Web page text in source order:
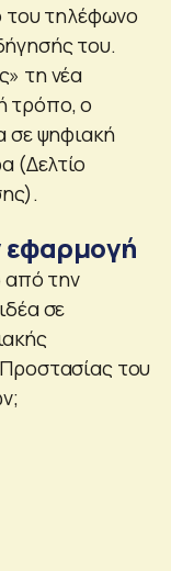
του τηλέφωνο
του.
τη νέα
τρόπο, ο
σε ψηφιακή
(Δελτίο
εφαρμογή
από την
σε
του